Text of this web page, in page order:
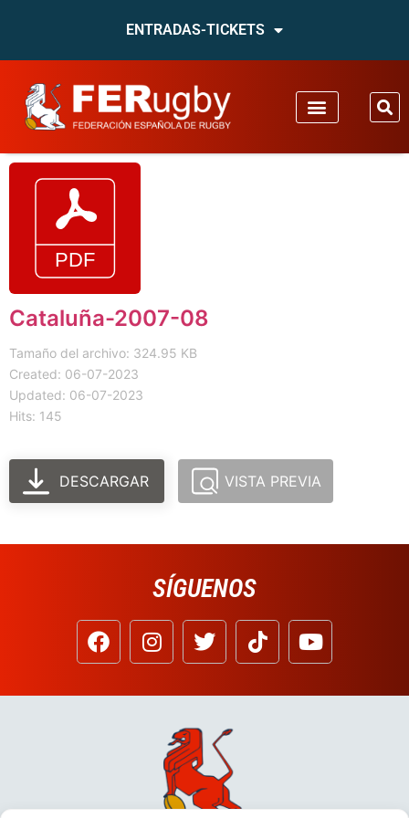
ENTRADAS-TICKETS
Cataluña-2007-08
Tamaño del archivo: 324.95 KB
Created: 06-07-2023
Updated: 06-07-2023
Hits: 145
DESCARGAR VISTA PREVIA
SÍGUENOS